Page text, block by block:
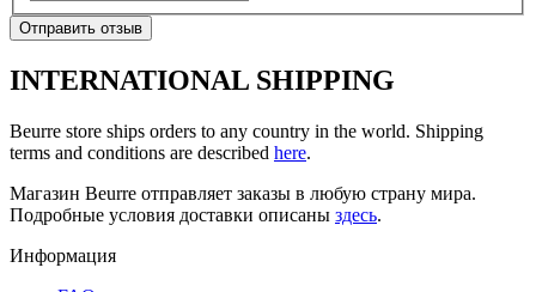
Отправить отзыв
INTERNATIONAL SHIPPING
Beurre store ships orders to any country in the world. Shipping
terms and conditions are described here.
Магазин Beurre отправляет заказы в любую страну мира.
Подробные условия доставки описаны здесь.
Информация